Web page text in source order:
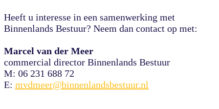
Heeft u interesse in een samenwerking met
Binnenlands Bestuur? Neem dan contact op met:
Marcel van der Meer
commercial director Binnenlands Bestuur
M: 06 231 688 72
E: mvdmeer@binnenlandsbestuur.nl